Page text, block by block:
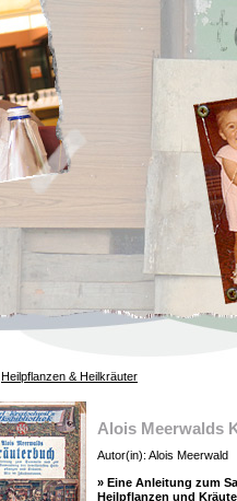
Heilpflanzen & Heilkräuter
Alois Meerwalds
Autor(in): Alois Meerwald
» Eine Anleitung zum
Heilpflanzen und